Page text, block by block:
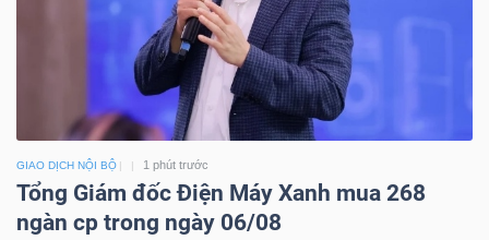
GIAO DỊCH NỘI BỘ 1 phút trước
Tổng Giám đốc Điện Máy Xanh mua 268
ngàn cp trong ngày 06/08